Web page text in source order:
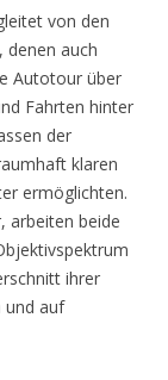
von den
denen auch
Autotour über
Fahrten hinter
der
klaren
ermöglichten.
arbeiten beide
ihrer
und auf